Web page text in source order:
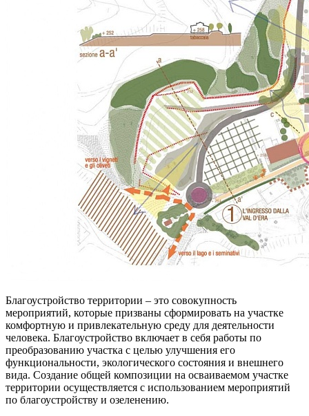
Благоустройство территории – это совокупность
мероприятий, которые призваны сформировать на участке
комфортную и привлекательную среду для деятельности
человека. Благоустройство включает в себя работы по
преобразованию участка с целью улучшения его
функциональности, экологического состояния и внешнего
вида. Создание общей композиции на осваиваемом участке
территории осуществляется с использованием мероприятий
по благоустройству и озеленению.